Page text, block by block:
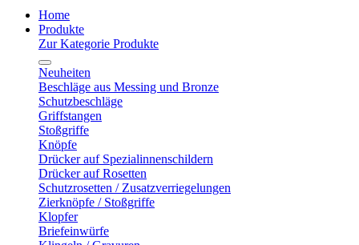
Home
Produkte
Zur Kategorie Produkte
Neuheiten
Beschläge aus Messing und Bronze
Schutzbeschläge
Griffstangen
Stoßgriffe
Knöpfe
Drücker auf Spezialinnenschildern
Drücker auf Rosetten
Schutzrosetten / Zusatzverriegelungen
Zierknöpfe / Stoßgriffe
Klopfer
Briefeinwürfe